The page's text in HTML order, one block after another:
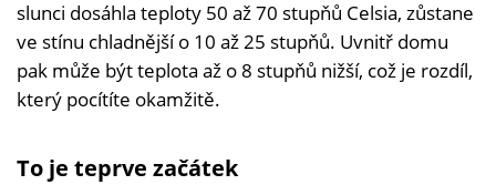
slunci dosáhla teploty 50 až 70 stupňů Celsia, zůstane
ve stínu chladnější o 10 až 25 stupňů. Uvnitř domu
pak může být teplota až o 8 stupňů nižší, což je rozdíl,
který pocítíte okamžitě.
To je teprve začátek